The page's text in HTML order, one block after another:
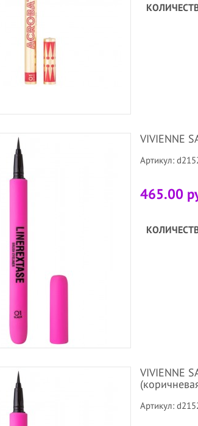
VIVIENNE
Артикул:
465.00
VIVIENNE
Артикул: